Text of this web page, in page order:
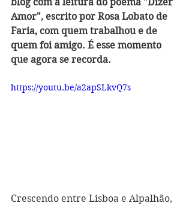
Amor", escrito por Rosa Lobato de
Faria, com quem trabalhou e de
quem foi amigo. É esse momento
que agora se recorda.
https://youtu.be/a2apSLkvQ7s
Crescendo entre Lisboa e Alpalhão,